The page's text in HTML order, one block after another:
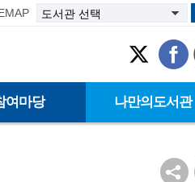
여마당 나만의도서관